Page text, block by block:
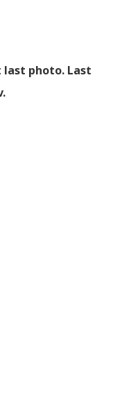
last photo. Last